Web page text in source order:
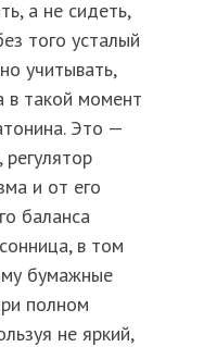
а не сидеть,
того усталый
учитывать,
в такой момент
Это —
и от его
баланса
в том
бумажные
полном
не яркий,